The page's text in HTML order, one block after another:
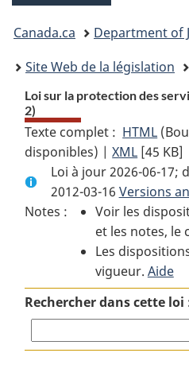
You
are
here:
Canada.ca
Department of
Site Web de la législation
Loi sur la protection des
2)
Texte complet : HTML Texte
:
Loi
sur
la
des
disponibles) |XML Texte
complet
:
Loi
sur
la
des
services
[45 KB]
Loi à jour 2026-06-
2012-03-16 Versions
Notes :
Voir les
et les notes, le
Les
vigueur. Aide
Rechercher dans cette loi